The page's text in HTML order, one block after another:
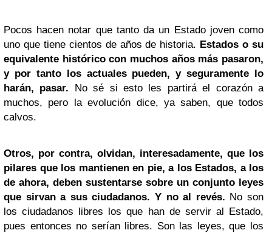
Pocos hacen notar que tanto da un Estado joven como
uno que tiene cientos de años de historia. Estados o su
equivalente histórico con muchos años más pasaron,
y por tanto los actuales pueden, y seguramente lo
harán, pasar. No sé si esto les partirá el corazón a
muchos, pero la evolución dice, ya saben, que todos
calvos.
Otros, por contra, olvidan, interesadamente, que los
pilares que los mantienen en pie, a los Estados, a los
de ahora, deben sustentarse sobre un conjunto leyes
que sirvan a sus ciudadanos. Y no al revés. No son
los ciudadanos libres los que han de servir al Estado,
pues entonces no serían libres. Son las leyes, que los